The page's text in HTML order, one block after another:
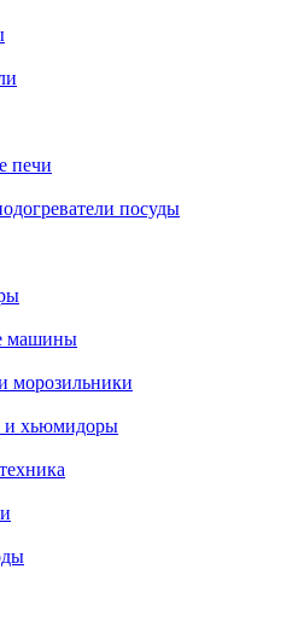
печи
посуды
машины
морозильники
хьюмидоры